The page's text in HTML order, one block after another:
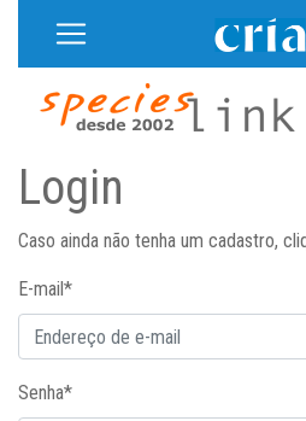
Login
Caso ainda não tenha um cadastro,
E-mail*
Senha*